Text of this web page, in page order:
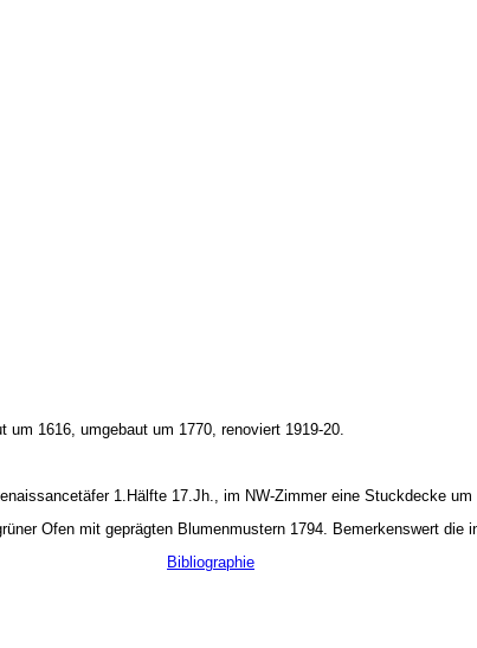
1616, umgebaut um 1770, renoviert 1919-20.
1.Hälfte 17.Jh., im NW-Zimmer eine Stuckdecke
Ofen mit geprägten Blumenmustern 1794. Bemerkenswert die
Bibliographie